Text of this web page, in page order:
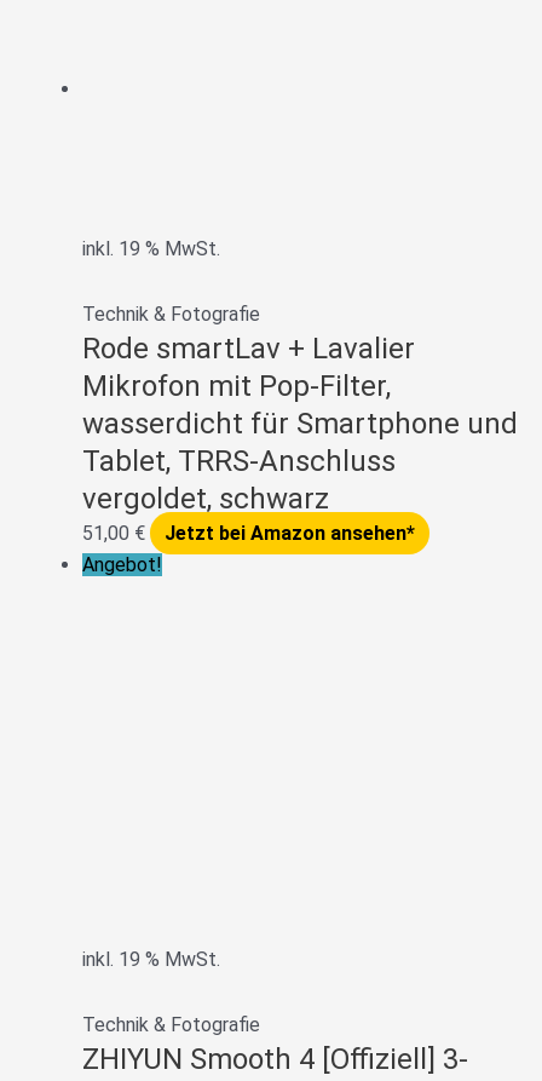
inkl. 19 % MwSt.
Technik & Fotografie
Rode smartLav + Lavalier
Mikrofon mit Pop-Filter,
wasserdicht für Smartphone und
Tablet, TRRS-Anschluss
vergoldet, schwarz
51,00 €
Jetzt bei Amazon ansehen*
Angebot!
inkl. 19 % MwSt.
Technik & Fotografie
ZHIYUN Smooth 4 [Offiziell] 3-